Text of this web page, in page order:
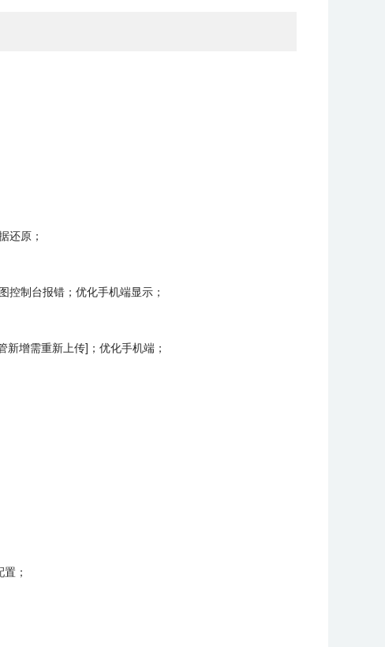
还原；
制台报错；优化手机端显示；
增需重新上传]；优化手机端；
；